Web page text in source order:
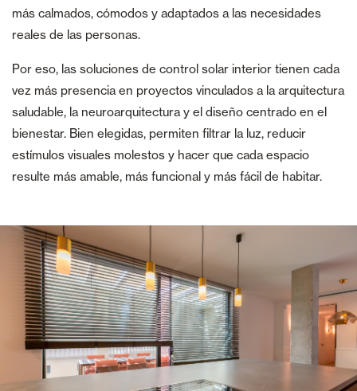
más calmados, cómodos y adaptados a las necesidades
reales de las personas.
Por eso, las soluciones de control solar interior tienen cada
vez más presencia en proyectos vinculados a la arquitectura
saludable, la neuroarquitectura y el diseño centrado en el
bienestar. Bien elegidas, permiten filtrar la luz, reducir
estímulos visuales molestos y hacer que cada espacio
resulte más amable, más funcional y más fácil de habitar.